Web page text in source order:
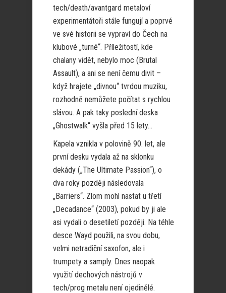
tech/death/avantgard metaloví
experimentátoři stále fungují a poprvé
ve své historii se vypraví do Čech na
klubové „turné“. Příležitostí, kde
chalany vidět, nebylo moc (Brutal
Assault), a ani se není čemu divit –
když hrajete „divnou“ tvrdou muziku,
rozhodně nemůžete počítat s rychlou
slávou. A pak taky poslední deska
„Ghostwalk“ vyšla před 15 lety…
Kapela vznikla v polovině 90. let, ale
první desku vydala až na sklonku
dekády („The Ultimate Passion“), o
dva roky později následovala
„Barriers“. Zlom mohl nastat u třetí
„Decadance“ (2003), pokud by ji ale
asi vydali o desetiletí později. Na téhle
desce Wayd použili, na svou dobu,
velmi netradiční saxofon, ale i
trumpety a samply. Dnes naopak
využití dechových nástrojů v
tech/prog metalu není ojedinělé.